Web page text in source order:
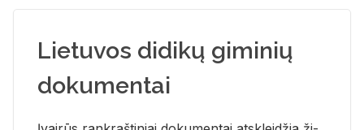
Lietuvos didikų giminių
dokumentai